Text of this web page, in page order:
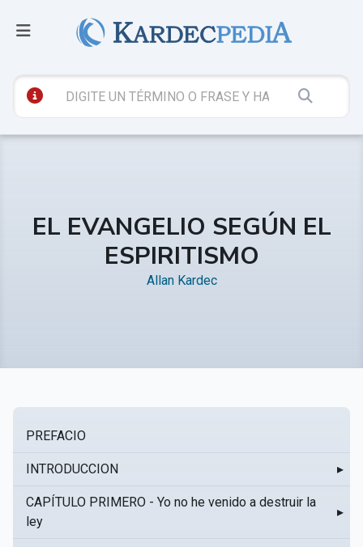
EL EVANGELIO SEGÚN EL
ESPIRITISMO
Allan Kardec
PREFACIO
INTRODUCCION ▸
CAPÍTULO PRIMERO - Yo no he venido a destruir la
ley
▸